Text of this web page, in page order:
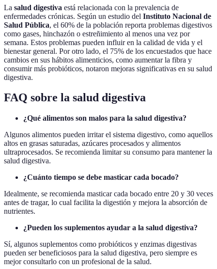
La salud digestiva está relacionada con la prevalencia de
enfermedades crónicas. Según un estudio del Instituto Nacional de
Salud Pública, el 60% de la población reporta problemas digestivos
como gases, hinchazón o estreñimiento al menos una vez por
semana. Estos problemas pueden influir en la calidad de vida y el
bienestar general. Por otro lado, el 75% de los encuestados que hace
cambios en sus hábitos alimenticios, como aumentar la fibra y
consumir más probióticos, notaron mejoras significativas en su salud
digestiva.
FAQ sobre la salud digestiva
¿Qué alimentos son malos para la salud digestiva?
Algunos alimentos pueden irritar el sistema digestivo, como aquellos
altos en grasas saturadas, azúcares procesados y alimentos
ultraprocesados. Se recomienda limitar su consumo para mantener la
salud digestiva.
¿Cuánto tiempo se debe masticar cada bocado?
Idealmente, se recomienda masticar cada bocado entre 20 y 30 veces
antes de tragar, lo cual facilita la digestión y mejora la absorción de
nutrientes.
¿Pueden los suplementos ayudar a la salud digestiva?
Sí, algunos suplementos como probióticos y enzimas digestivas
pueden ser beneficiosos para la salud digestiva, pero siempre es
mejor consultarlo con un profesional de la salud.